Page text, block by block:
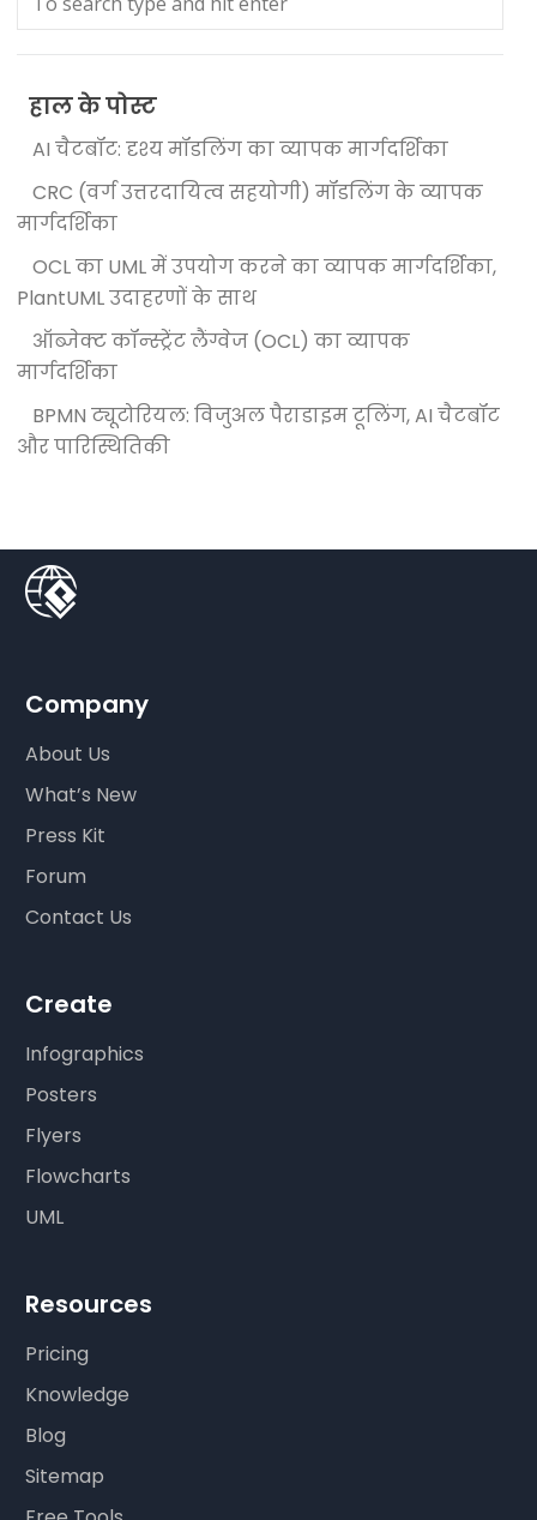
हाल के पोस्ट
AI चैटबॉट: दृश्य मॉडलिंग का व्यापक मार्गदर्शिका
CRC (वर्ग उत्तरदायित्व सहयोगी) मॉडलिंग के व्यापक
मार्गदर्शिका
OCL का UML में उपयोग करने का व्यापक मार्गदर्शिका,
PlantUML उदाहरणों के साथ
ऑब्जेक्ट कॉन्स्ट्रेंट लैंग्वेज (OCL) का व्यापक
मार्गदर्शिका
BPMN ट्यूटोरियल: विजुअल पैराडाइम टूलिंग, AI चैटबॉट
और पारिस्थितिकी
Company
About Us
What’s New
Press Kit
Forum
Contact Us
Create
Infographics
Posters
Flyers
Flowcharts
UML
Resources
Pricing
Knowledge
Blog
Sitemap